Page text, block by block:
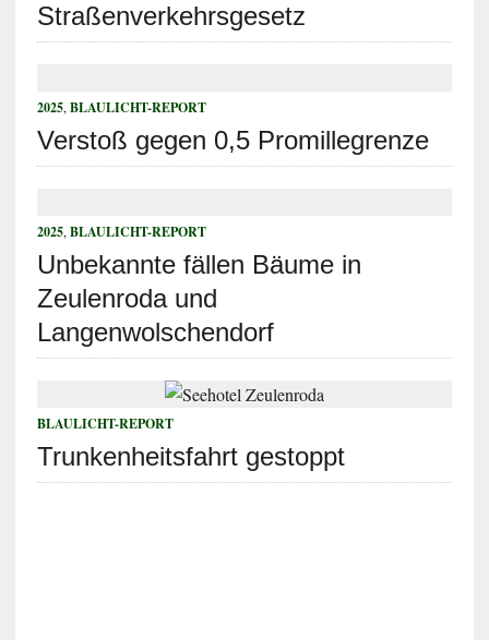
Straßenverkehrsgesetz
2025, BLAULICHT-REPORT
Verstoß gegen 0,5 Promillegrenze
2025, BLAULICHT-REPORT
Unbekannte fällen Bäume in
Zeulenroda und
Langenwolschendorf
BLAULICHT-REPORT
Trunkenheitsfahrt gestoppt